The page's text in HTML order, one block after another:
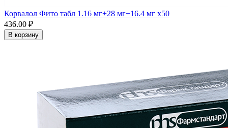
Корвалол Фито табл 1.16 мг+28 мг+16.4 мг x50
436.00 ₽
В корзину